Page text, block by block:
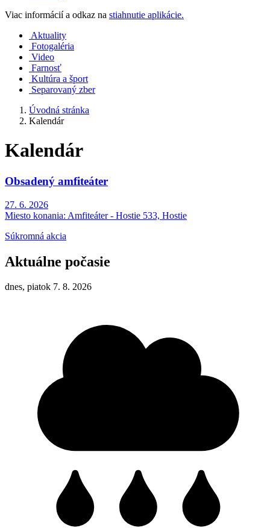
Viac informácií a odkaz na stiahnutie aplikácie.
Aktuality
Fotogaléria
Video
Farnosť
Kultúra a šport
Separovaný zber
Úvodná stránka
Kalendár
Kalendár
Obsadený amfiteáter
27. 6. 2026
Miesto konania: Amfiteáter - Hostie 533, Hostie
Súkromná akcia
Aktuálne počasie
dnes, piatok 7. 8. 2026